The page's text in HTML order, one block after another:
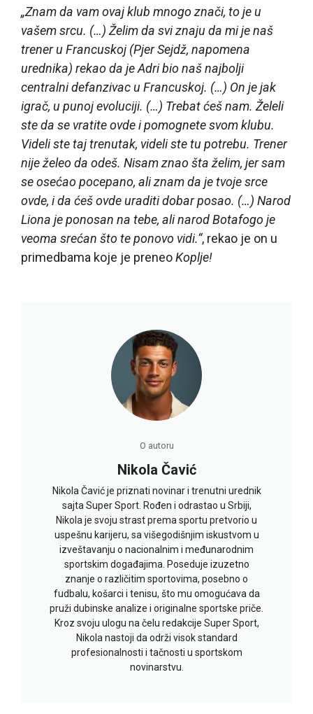
„Znam da vam ovaj klub mnogo znači, to je u
vašem srcu. (…) Želim da svi znaju da mi je naš
trener u Francuskoj (Pjer Sejdž, napomena
urednika) rekao da je Adri bio naš najbolji
centralni defanzivac u Francuskoj. (…) On je jak
igrač, u punoj evoluciji. (…) Trebat ćeš nam. Želeli
ste da se vratite ovde i pomognete svom klubu.
Videli ste taj trenutak, videli ste tu potrebu. Trener
nije želeo da odeš. Nisam znao šta želim, jer sam
se osećao pocepano, ali znam da je tvoje srce
ovde, i da ćeš ovde uraditi dobar posao. (…) Narod
Liona je ponosan na tebe, ali narod Botafogo je
veoma srećan što te ponovo vidi.“, rekao je on u
primedbama koje je preneoKoplje!
O autoru
Nikola Čavić
Nikola Čavić je priznati novinar i trenutni urednik
sajta Super Sport. Rođen i odrastao u Srbiji,
Nikola je svoju strast prema sportu pretvorio u
uspešnu karijeru, sa višegodišnjim iskustvom u
izveštavanju o nacionalnim i međunarodnim
sportskim događajima. Poseduje izuzetno
znanje o različitim sportovima, posebno o
fudbalu, košarci i tenisu, što mu omogućava da
pruži dubinske analize i originalne sportske priče.
Kroz svoju ulogu na čelu redakcije Super Sport,
Nikola nastoji da održi visok standard
profesionalnosti i tačnosti u sportskom
novinarstvu.